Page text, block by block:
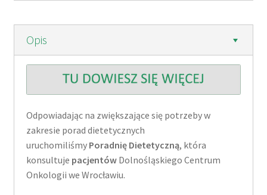
Opis
Odpowiadając na zwiększające się potrzeby w
zakresie porad dietetycznych
uruchomiliśmy Poradnię Dietetyczną, która
konsultuje pacjentów Dolnośląskiego Centrum
Onkologii we Wrocławiu.